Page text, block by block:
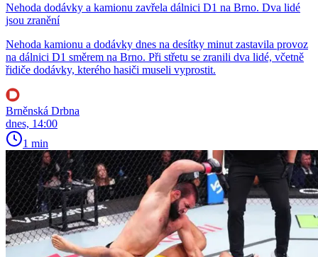
Nehoda dodávky a kamionu zavřela dálnici D1 na Brno. Dva lidé
jsou zranění
Nehoda kamionu a dodávky dnes na desítky minut zastavila provoz
na dálnici D1 směrem na Brno. Při střetu se zranili dva lidé, včetně
řidiče dodávky, kterého hasiči museli vyprostit.
Brněnská Drbna
dnes, 14:00
1 min